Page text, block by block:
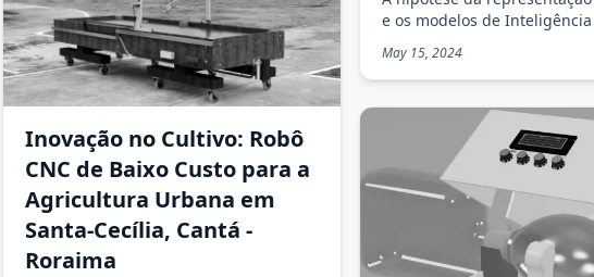
Inovação no Cultivo: Robô
CNC de Baixo Custo para a
Agricultura Urbana em
Santa-Cecília, Cantá -
Roraima
e os modelos de
May 15, 2024